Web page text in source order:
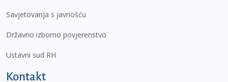
Savjetovanja s javnošću
Državno izborno povjerenstvo
Ustavni sud RH
Kontakt